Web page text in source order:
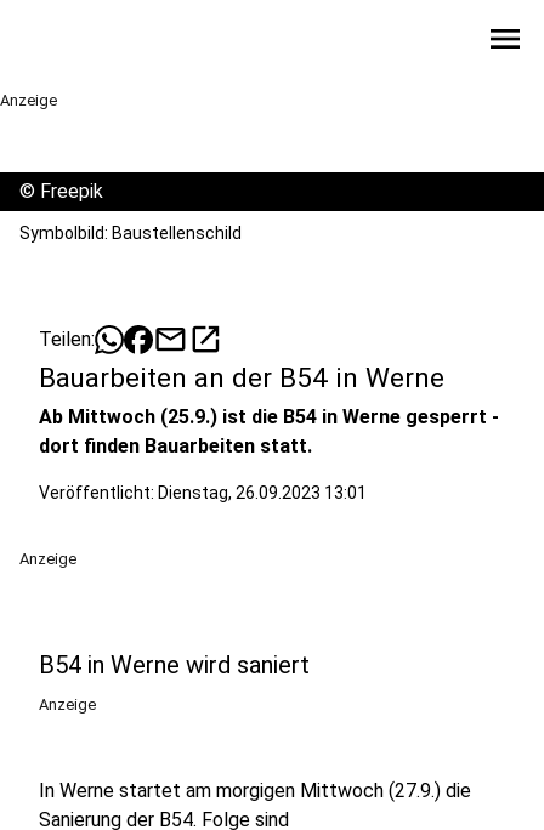
menu
Anzeige
© Freepik
Symbolbild: Baustellenschild
Teilen: mailopen_in_new
Bauarbeiten an der B54 in Werne
Ab Mittwoch (25.9.) ist die B54 in Werne gesperrt -
dort finden Bauarbeiten statt.
Veröffentlicht: Dienstag, 26.09.2023 13:01
Anzeige
B54 in Werne wird saniert
Anzeige
In Werne startet am morgigen Mittwoch (27.9.) die
Sanierung der B54. Folge sind